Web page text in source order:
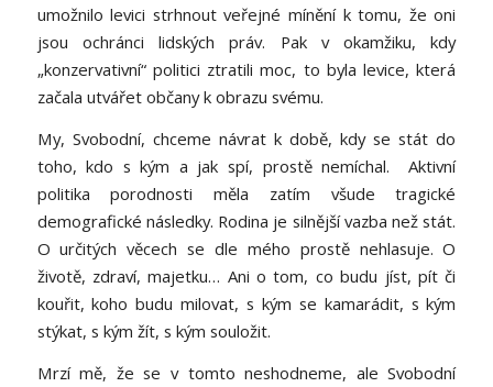
umožnilo levici strhnout veřejné mínění k tomu, že oni
jsou ochránci lidských práv. Pak v okamžiku, kdy
„konzervativní“ politici ztratili moc, to byla levice, která
začala utvářet občany k obrazu svému.
My, Svobodní, chceme návrat k době, kdy se stát do
toho, kdo s kým a jak spí, prostě nemíchal. Aktivní
politika porodnosti měla zatím všude tragické
demografické následky. Rodina je silnější vazba než stát.
O určitých věcech se dle mého prostě nehlasuje. O
životě, zdraví, majetku… Ani o tom, co budu jíst, pít či
kouřit, koho budu milovat, s kým se kamarádit, s kým
stýkat, s kým žít, s kým souložit.
Mrzí mě, že se v tomto neshodneme, ale Svobodní